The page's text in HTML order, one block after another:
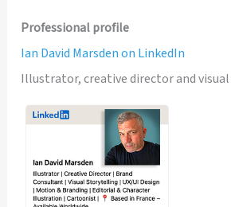
Professional profile
Ian David Marsden on LinkedIn
Illustrator, creative director and